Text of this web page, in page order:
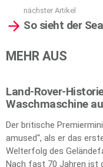
nächster Artikel
So sieht der
MEHR AUS
Land-Rover-
Waschmaschine
Der britische
amused“, als er das
Welterfolg des
Nach fast 70 Jahren ist